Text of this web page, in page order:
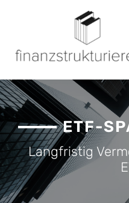
ETF-
Langfristig